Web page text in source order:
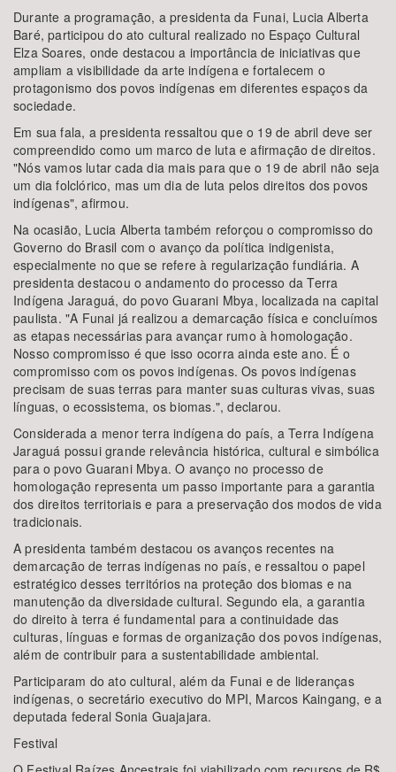
Durante a programação, a presidenta da Funai, Lucia Alberta
Baré, participou do ato cultural realizado no Espaço Cultural
Elza Soares, onde destacou a importância de iniciativas que
ampliam a visibilidade da arte indígena e fortalecem o
protagonismo dos povos indígenas em diferentes espaços da
sociedade.
Em sua fala, a presidenta ressaltou que o 19 de abril deve ser
compreendido como um marco de luta e afirmação de direitos.
"Nós vamos lutar cada dia mais para que o 19 de abril não seja
um dia folclórico, mas um dia de luta pelos direitos dos povos
indígenas", afirmou.
Na ocasião, Lucia Alberta também reforçou o compromisso do
Governo do Brasil com o avanço da política indigenista,
especialmente no que se refere à regularização fundiária. A
presidenta destacou o andamento do processo da Terra
Indígena Jaraguá, do povo Guarani Mbya, localizada na capital
paulista. "A Funai já realizou a demarcação física e concluímos
as etapas necessárias para avançar rumo à homologação.
Nosso compromisso é que isso ocorra ainda este ano. É o
compromisso com os povos indígenas. Os povos indígenas
precisam de suas terras para manter suas culturas vivas, suas
línguas, o ecossistema, os biomas.", declarou.
Considerada a menor terra indígena do país, a Terra Indígena
Jaraguá possui grande relevância histórica, cultural e simbólica
para o povo Guarani Mbya. O avanço no processo de
homologação representa um passo importante para a garantia
dos direitos territoriais e para a preservação dos modos de vida
tradicionais.
A presidenta também destacou os avanços recentes na
demarcação de terras indígenas no país, e ressaltou o papel
estratégico desses territórios na proteção dos biomas e na
manutenção da diversidade cultural. Segundo ela, a garantia
do direito à terra é fundamental para a continuidade das
culturas, línguas e formas de organização dos povos indígenas,
além de contribuir para a sustentabilidade ambiental.
Participaram do ato cultural, além da Funai e de lideranças
indígenas, o secretário executivo do MPI, Marcos Kaingang, e a
deputada federal Sonia Guajajara.
Festival